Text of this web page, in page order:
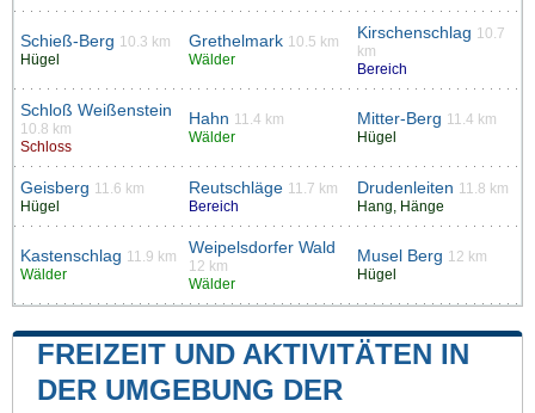
Schieß-Berg 10.3 km
Hügel
Grethelmark 10.5 km
Wälder
Kirschenschlag 10.7
km
Bereich
Schloß Weißenstein
10.8 km
Schloss
Hahn 11.4 km
Wälder
Mitter-Berg 11.4 km
Hügel
Geisberg 11.6 km
Hügel
Reutschläge 11.7 km
Bereich
Drudenleiten 11.8 km
Hang, Hänge
Kastenschlag 11.9 km
Wälder
Weipelsdorfer Wald
12 km
Wälder
Musel Berg 12 km
Hügel
FREIZEIT UND AKTIVITÄTEN IN
DER UMGEBUNG DER